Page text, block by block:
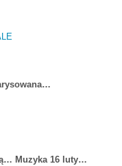
Muzyka 16 luty…